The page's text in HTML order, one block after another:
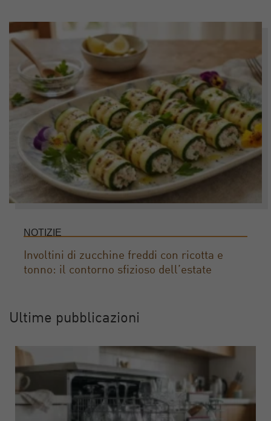
NOTIZIE
Involtini di zucchine freddi con ricotta e
tonno: il contorno sfizioso dell’estate
Ultime pubblicazioni